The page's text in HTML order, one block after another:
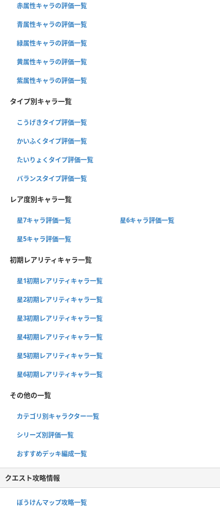
赤属性キャラの評価一覧
青属性キャラの評価一覧
緑属性キャラの評価一覧
黄属性キャラの評価一覧
紫属性キャラの評価一覧
タイプ別キャラ一覧
こうげきタイプ評価一覧
かいふくタイプ評価一覧
たいりょくタイプ評価一覧
バランスタイプ評価一覧
レア度別キャラ一覧
星7キャラ評価一覧 星6キャラ評価一覧
星5キャラ評価一覧
初期レアリティキャラ一覧
星1初期レアリティキャラ一覧
星2初期レアリティキャラ一覧
星3初期レアリティキャラ一覧
星4初期レアリティキャラ一覧
星5初期レアリティキャラ一覧
星6初期レアリティキャラ一覧
その他の一覧
カテゴリ別キャラクター一覧
シリーズ別評価一覧
おすすめデッキ編成一覧
クエスト攻略情報
ぼうけんマップ攻略一覧